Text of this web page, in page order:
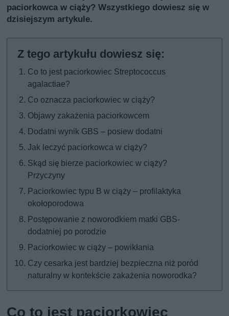
paciorkowca w ciąży? Wszystkiego dowiesz się w
dzisiejszym artykule.
Co to jest paciorkowiec Streptococcus
agalactiae?
Co oznacza paciorkowiec w ciąży?
Objawy zakażenia paciorkowcem
Dodatni wynik GBS – posiew dodatni
Jak leczyć paciorkowca w ciąży?
Skąd się bierze paciorkowiec w ciąży?
Przyczyny
Paciorkowiec typu B w ciąży – profilaktyka
okołoporodowa
Postępowanie z noworodkiem matki GBS-
dodatniej po porodzie
Paciorkowiec w ciąży – powikłania
Czy cesarka jest bardziej bezpieczna niż poród
naturalny w kontekście zakażenia noworodka?
Co to jest paciorkowiec